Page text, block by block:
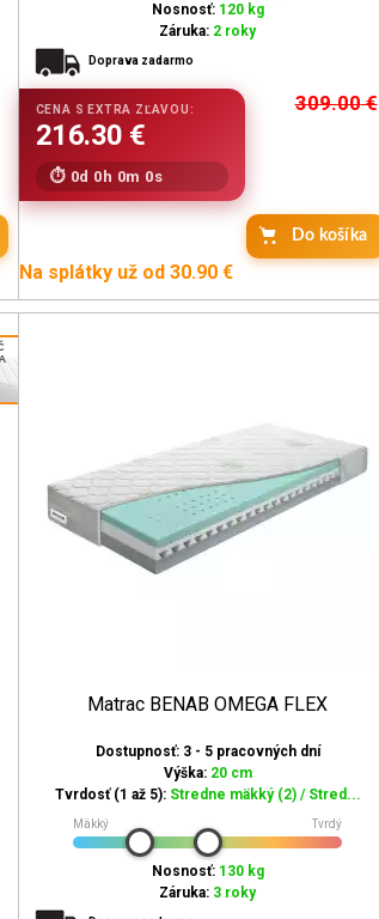
Nosnosť: 120 kg
Záruka: 2 roky
Doprava zadarmo
309.00€
0d 0h 0m 0s
Do košíka
Na splátky už od 30.90 €
Matrac BENAB OMEGA FLEX
Dostupnosť: 3 - 5 pracovných dní
Výška: 20 cm
Tvrdosť (1 až 5): Stredne mäkký (2) / Stred...
Mäkký Tvrdý
Nosnosť: 130 kg
Záruka: 3 roky